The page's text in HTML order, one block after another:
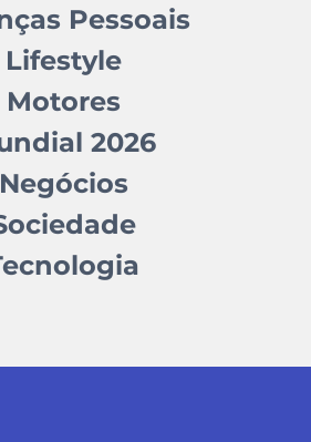
Pessoais
Lifestyle
Motores
2026
Negócios